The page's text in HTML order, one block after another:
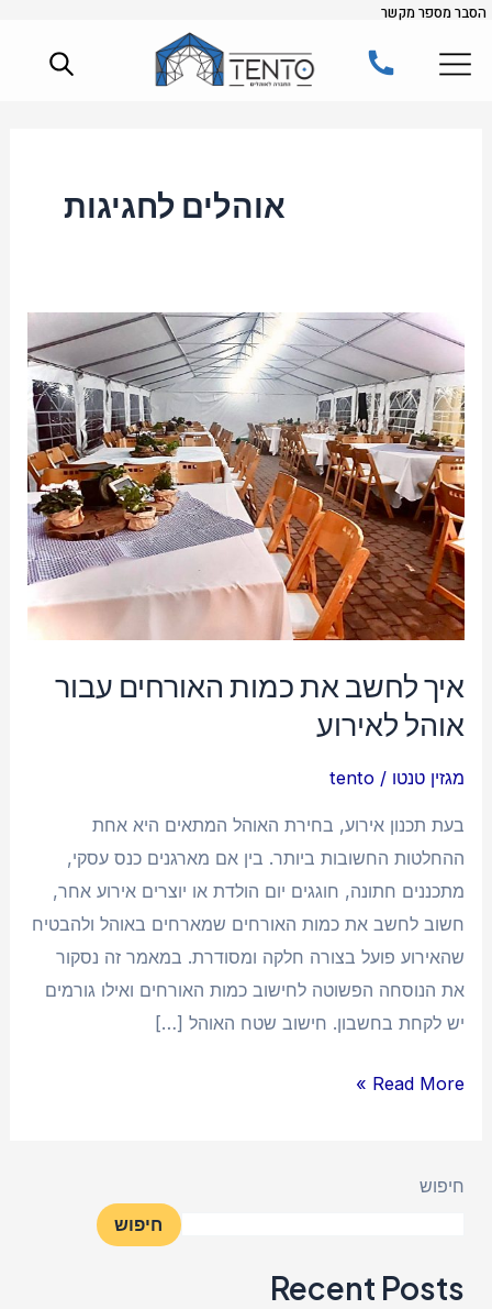
דילוג
לתוכן
הסבר מספר מקשר
אוהלים לחגיגות
איך לחשב את כמות האורחים עבור
אוהל לאירוע
מגזין טנטו /
tento
בעת תכנון אירוע, בחירת האוהל המתאים היא אחת
ההחלטות החשובות ביותר. בין אם מארגנים כנס עסקי,
מתכננים חתונה, חוגגים יום הולדת או יוצרים אירוע אחר,
חשוב לחשב את כמות האורחים שמארחים באוהל ולהבטיח
שהאירוע פועל בצורה חלקה ומסודרת. במאמר זה נסקור
את הנוסחה הפשוטה לחישוב כמות האורחים ואילו גורמים
יש לקחת בחשבון. חישוב שטח האוהל […]
לחשב
את
כמות
האורחים
עבור
אוהל
לאירוע
Read More »
חיפוש
חיפוש
Recent Posts